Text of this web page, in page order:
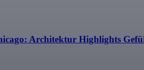
Architektur Highlights